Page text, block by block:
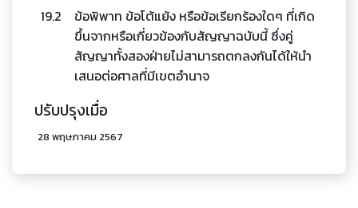
19.2
ข้อพิพาท ข้อโต้แย้ง หรือข้อเรียกร้องใดๆ ที่เกิด
ขึ้นจากหรือเกี่ยวข้องกับสัญญาฉบับนี้ ซึ่งคู่
สัญญาทั้งสองฝ่ายไม่สามารถตกลงกันได้ให้นำ
เสนอต่อศาลที่มีเขตอำนาจ
ปรับปรุงเมื่อ
28 พฤษภาคม 2567